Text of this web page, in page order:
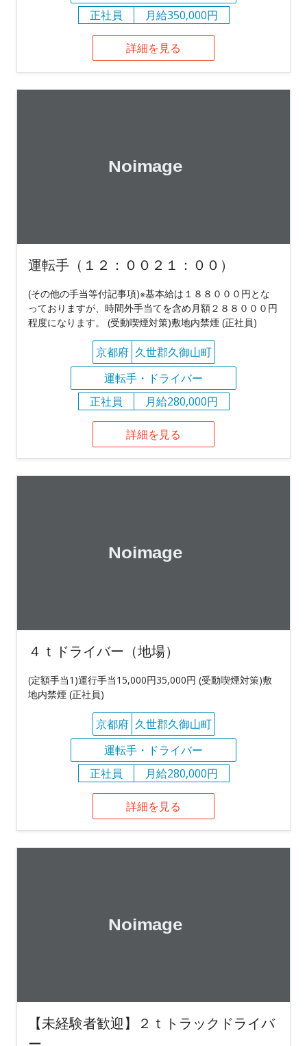
正社員
月給350,000円
詳細を見る
運転手（１２：００２１：００）
(その他の手当等付記事項)※基本給は１８８０００円とな
っておりますが、時間外手当てを含め月額２８８０００円
程度になります。 (受動喫煙対策)敷地内禁煙 (正社員)
京都府 久世郡久御山町
運転手・ドライバー
正社員
月給280,000円
詳細を見る
４ｔドライバー（地場）
(定額手当1)運行手当15,000円35,000円 (受動喫煙対策)敷
地内禁煙 (正社員)
京都府 久世郡久御山町
運転手・ドライバー
正社員
月給280,000円
詳細を見る
【未経験者歓迎】２ｔトラックドライバ